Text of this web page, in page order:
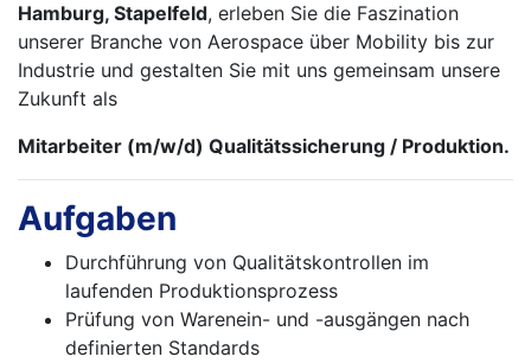
Hamburg, Stapelfeld, erleben Sie die Faszination
unserer Branche von Aerospace über Mobility bis zur
Industrie und gestalten Sie mit uns gemeinsam unsere
Zukunft als
Mitarbeiter (m/w/d) Qualitätssicherung / Produktion.
Aufgaben
Durchführung von Qualitätskontrollen im
laufenden Produktionsprozess
Prüfung von Warenein- und -ausgängen nach
definierten Standards